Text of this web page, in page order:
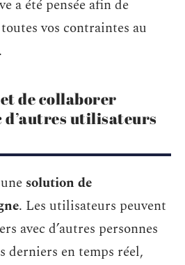
a été pensée afin de
vos contraintes au
de collaborer
d’autres utilisateurs
solution de
. Les utilisateurs peuvent
avec d’autres personnes
derniers en temps réel,